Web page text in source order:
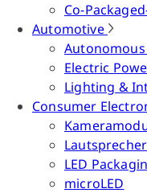
Co-
Automotive
Electric
Lighting &
Consumer
Lautsprecher
LED
microLED